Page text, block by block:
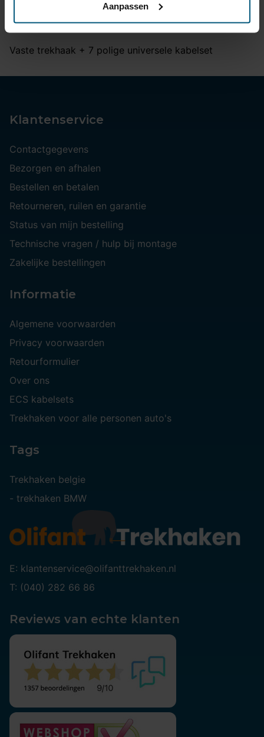
Aanpassen
Vaste trekhaak + 7 polige universele kabelset
Klantenservice
Contactgegevens
Bezorgen en afhalen
Bestellen en betalen
Retourneren, ruilen en garantie
Status van mijn bestelling
Technische vragen / hulp bij montage
Zakelijke bestellingen
Informatie
Algemene voorwaarden
Privacy voorwaarden
Retourformulier
Over ons
ECS kabelsets
Trekhaken voor alle personen auto's
Tags
Trekhaken belgie
- trekhaken BMW
E: klantenservice@olifanttrekhaken.nl
T: (040) 282 66 86
Reviews van echte klanten